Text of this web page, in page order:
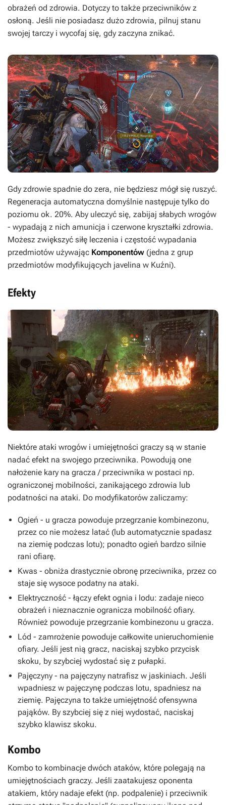
obrażeń od zdrowia. Dotyczy to także przeciwników z
osłoną. Jeśli nie posiadasz dużo zdrowia, pilnuj stanu
swojej tarczy i wycofaj się, gdy zaczyna znikać.
Gdy zdrowie spadnie do zera, nie będziesz mógł się ruszyć.
Regeneracja automatyczna domyślnie następuje tylko do
poziomu ok. 20%. Aby uleczyć się, zabijaj słabych wrogów
- wypadają z nich amunicja i czerwone kryształki zdrowia.
Możesz zwiększyć siłę leczenia i częstość wypadania
przedmiotów używając Komponentów (jedna z grup
przedmiotów modyfikujących javelina w Kuźni).
Efekty
Niektóre ataki wrogów i umiejętności graczy są w stanie
nadać efekt na swojego przeciwnika. Powodują one
nałożenie kary na gracza / przeciwnika w postaci np.
ograniczonej mobilności, zanikającego zdrowia lub
podatności na ataki. Do modyfikatorów zaliczamy:
Ogień - u gracza powoduje przegrzanie kombinezonu,
przez co nie możesz latać (lub automatycznie spadasz
na ziemię podczas lotu); ponadto ogień bardzo silnie
rani ofiarę.
Kwas - obniża drastycznie obronę przeciwnika, przez co
staje się wysoce podatny na ataki.
Elektryczność - łączy efekt ognia i lodu: zadaje nieco
obrażeń i nieznacznie ogranicza mobilność ofiary.
Również powoduje przegrzanie kombinezonu u gracza.
Lód - zamrożenie powoduje całkowite unieruchomienie
ofiary. Jeśli jest nią gracz, naciskaj szybko przycisk
skoku, by szybciej wydostać się z pułapki.
Pajęczyny - na pajęczyny natrafisz w jaskiniach. Jeśli
wpadniesz w pajęczynę podczas lotu, spadniesz na
ziemię. Pajęczyna to także umiejętność ofensywna
pająków. By szybciej się z niej wydostać, naciskaj
szybko klawisz skoku.
Kombo
Kombo to kombinacje dwóch ataków, które polegają na
umiejętnościach graczy. Jeśli zaatakujesz oponenta
atakiem, który nadaje efekt (np. podpalenie) i przeciwnik